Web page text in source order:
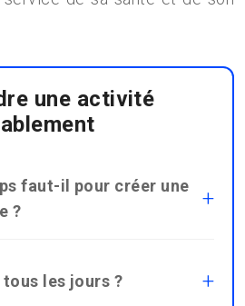
une activité
faut-il pour créer une
?
les jours ?